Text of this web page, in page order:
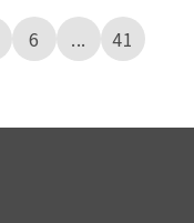
6 ... 41